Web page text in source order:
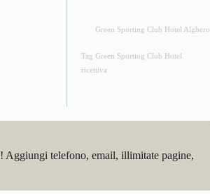
Green Sporting Club Hotel Alghero
Tag Green Sporting Club Hotel
ricettiva
telefono, email, illimitate pagine,